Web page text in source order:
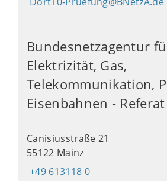
Bundesnetzagentur
Elektrizität, Gas,
Telekommunikation,
Eisenbahnen -
Canisiusstraße 21
55122 Mainz
+49 613118 0